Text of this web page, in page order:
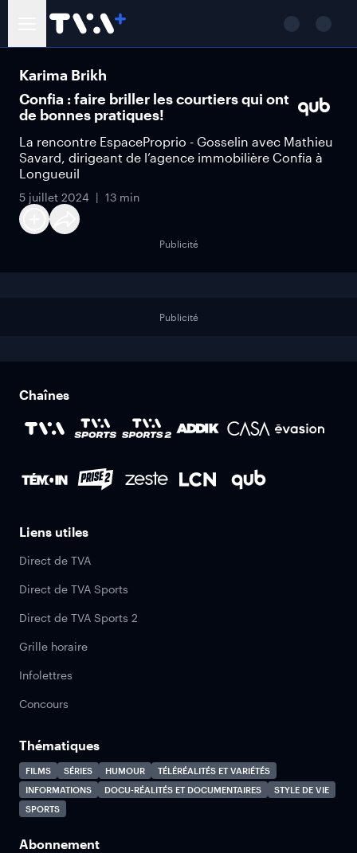
Karima Brikh
Confia : faire briller les courtiers qui ont
de bonnes pratiques!
La rencontre EspaceProprio - Gosselin avec Mathieu
Savard, dirigeant de l’agence immobilière Confia à
Longueuil
5 juillet 2024 13 min
Publicité
Publicité
Chaînes
Liens utiles
Direct de TVA
Direct de TVA Sports
Direct de TVA Sports 2
Grille horaire
Infolettres
Concours
Thématiques
FILMS SÉRIES HUMOUR
TÉLÉRÉALITÉS ET VARIÉTÉS
INFORMATIONS
DOCU-RÉALITÉS ET DOCUMENTAIRES
STYLE DE VIE
SPORTS
Abonnement